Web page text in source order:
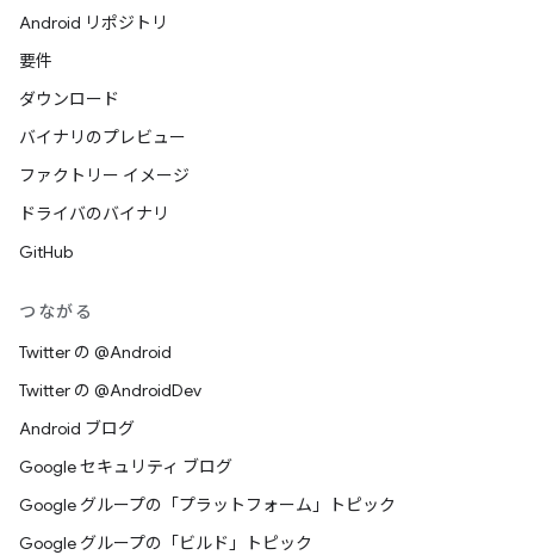
Android リポジトリ
要件
ダウンロード
バイナリのプレビュー
ファクトリー イメージ
ドライバのバイナリ
GitHub
つながる
Twitter の @Android
Twitter の @AndroidDev
Android ブログ
Google セキュリティ ブログ
Google グループの「プラットフォーム」トピック
Google グループの「ビルド」トピック